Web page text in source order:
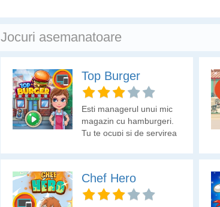
Jocuri asemanatoare
Top Burger
Esti managerul unui mic
magazin cu hamburgeri.
Tu te ocupi si de servirea
cat mai repede. Crezi ca
poti?
Chef Hero